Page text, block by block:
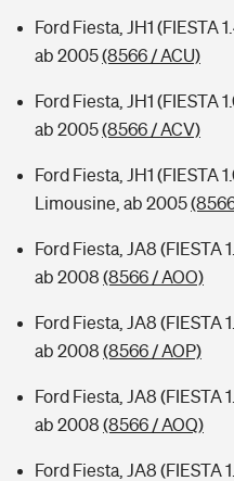
Ford Fiesta, JH1 (FIESTA
ab 2005(8566 / ACU)
Ford Fiesta, JH1 (FIESTA
ab 2005(8566 / ACV)
Ford Fiesta, JH1 (FIESTA
Limousine, ab 2005
Ford Fiesta, JA8 (FIESTA
ab 2008 (8566 / AOO)
Ford Fiesta, JA8 (FIESTA
ab 2008 (8566 / AOP)
Ford Fiesta, JA8 (FIESTA
ab 2008 (8566 / AOQ)
Ford Fiesta, JA8 (FIESTA